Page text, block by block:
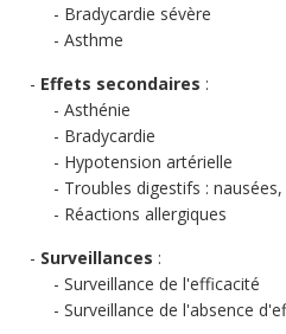
Bradycardie sévère
Asthme
Effets secondaires :
Asthénie
Bradycardie
Hypotension artérielle
Troubles digestifs :
Réactions allergiques
Surveillances :
Surveillance de l'efficacité
Surveillance de l'absence